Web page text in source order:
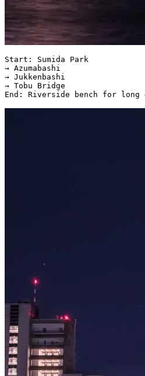
Start: Sumida Park
→ Azumabashi
→ Jukkenbashi
→ Tobu Bridge